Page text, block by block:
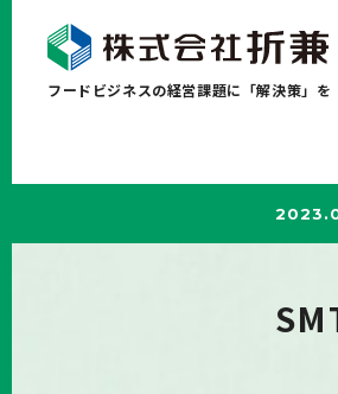
フードビジネスの経営課題に「解決策」を